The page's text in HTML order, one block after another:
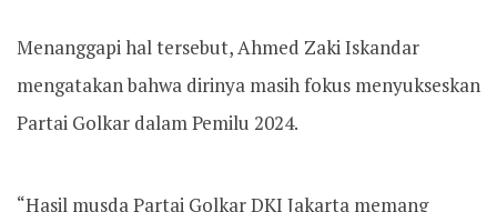
Menanggapi hal tersebut, Ahmed Zaki Iskandar
mengatakan bahwa dirinya masih fokus menyukseskan
Partai Golkar dalam Pemilu 2024.
“Hasil musda Partai Golkar DKI Jakarta memang